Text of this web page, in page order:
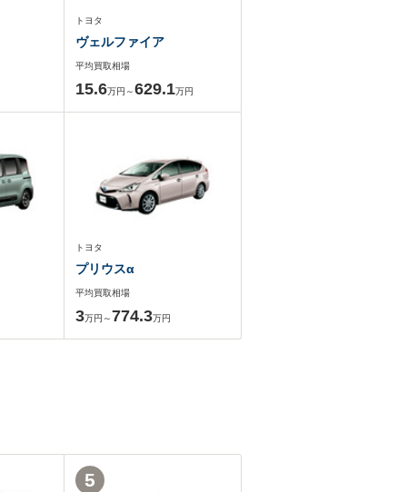
トヨタ
ヴェルファイア
平均買取相場
15.6万円～629.1万円
トヨタ
プリウスα
平均買取相場
3万円～774.3万円
5